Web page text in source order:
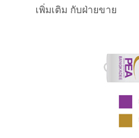
เพิ่มเติม กับฝ่ายขาย